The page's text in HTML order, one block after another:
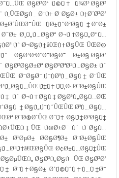
Ø§Ø³Øª Ú©Ù‡ Ù¾Ø³ Ø§Ø²
Ø¨Ù‡ Ø¨Ø§Ø± Ù†Ø´Ø³Øª
ÙØ±ÙˆØ²Ø§Ù† Ø¨Ø±
Ø¸Ù„Ù…Ø§Øª Ø¬Ù‡Ø§Ù„Øª Ù…
Ùˆ Ø¬Ø§Ù†â€ŒÙ‡Ø§ÛŒ ÛŒØ®
Ø§Ø³ØªØ¨Ø¯Ø§Ø¯ Ø±Ø§ Ø§Ø²
Ø§Ø³Ø§Ø±Øª Ø§Ø³ØªØ¹Ù…Ø§Ø± Ùˆ
Ø¯Ø§Ø¯.Ú¯ÙØªÙ…Ø§Ù† Ø¨ÛŒ
Ù†Ù‡ ÙÙ‚Ø· Ø¨Ø±Ø§ÛŒ
Ùˆ Ø¬Ù‡Ø§Ù† Ø§Ø³Ù„Ø§Ù…ØŒ
Ø§Ù„Ú¯ÙˆÛŒÛŒ ØªÙ…Ø§Ù…
Ø¨Ø®Ø´ÛŒ Ø¨Ù‡ Ø§Ù†Ø³Ø§Ù†
Ú©Ø±Ø¯ Ùˆ Ú¯Ø§Ù…
Ø¹ØµØ± Ø­Ø§Ø¶Ø± Ø¨Ø±Ø§ÛŒ
Ø¢Ø±Ù…Ø§Ù†ÛŒ
Ø§ØµÛŒÙ„ Ø§Ø³Ù„Ø§Ù…ÛŒ Ø§Ø³Øª.
Ø¨Ù‡Ø§Ø± Ø´Ú©ÙˆÙ‡Ù…Ù†Ø¯